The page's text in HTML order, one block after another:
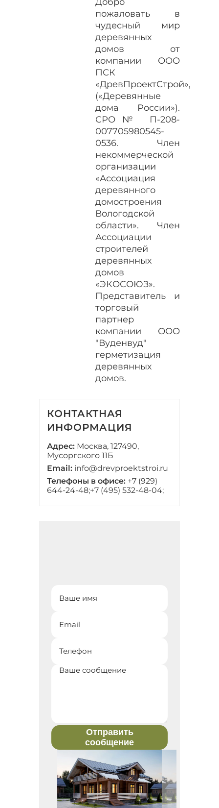
пожаловать в
чудесный мир
деревянных
домов от
компании ООО
ПСК
«ДревПроектСтрой»,
(«Деревянные
дома России»).
СРО№ П-208-
007705980545-
0536. Член
некоммерческой
организации
«Ассоциация
деревянного
домостроения
Вологодской
области». Член
Ассоциации
строителей
деревянных
домов
«ЭКОСОЮЗ».
Представитель и
торговый
партнер
компании ООО
"Вуденвуд"
герметизация
деревянных
домов.
КОНТАКТНАЯ
ИНФОРМАЦИЯ
Адрес: Москва, 127490,
Мусоргского 11Б
Email: info@drevproektstroi.ru
Телефоны в офисе: +7 (929)
644-24-48;+7 (495) 532-48-04;
Отправить
сообщение